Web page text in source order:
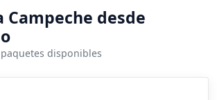
Campeche desde
disponibles